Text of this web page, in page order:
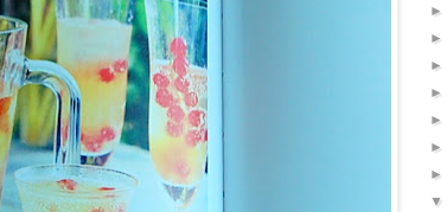
►
►
►
►
►
►
►
▼